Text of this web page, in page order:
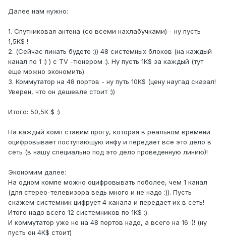
Далее нам нужно:
1. Спутниковая антена (со всеми нахлабучками) - ну пусть
1,5К$ !
2. (Сейчас пинать будете :)) 48 системных блоков (на каждый
канал по 1 :) ) c TV -тюнером :). Ну пусть 1К$ за каждый (тут
еще можно экономить).
3. Коммутатор на 48 портов - ну путь 10К$ (цену наугад сказал!
Уверен, что он дешевле стоит :))
Итого: 50,5К $ :)
На каждый комп ставим прогу, которая в реальном времени
оцифровывает поступающую инфу и передает все это дело в
сеть (в нашу специально под это дело проведенную линию)!
Экономим далее:
На одном компе можно оцифровывать поболее, чем 1 канал
(для стерео-телевизора ведь много и не надо :)). Пусть
скажем системник цифрует 4 канала и передает их в сеть!
Итого надо всего 12 системников по 1К$ :).
И коммутатор уже не на 48 портов надо, а всего на 16 :)! (ну
пусть он 4K$ стоит)